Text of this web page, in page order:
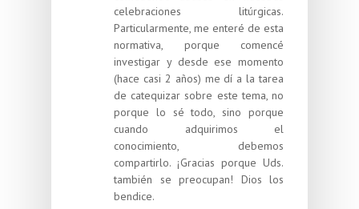
celebraciones litúrgicas.
Particularmente, me enteré de esta
normativa, porque comencé
investigar y desde ese momento
(hace casi 2 años) me dí a la tarea
de catequizar sobre este tema, no
porque lo sé todo, sino porque
cuando adquirimos el
conocimiento, debemos
compartirlo. ¡Gracias porque Uds.
también se preocupan! Dios los
bendice.